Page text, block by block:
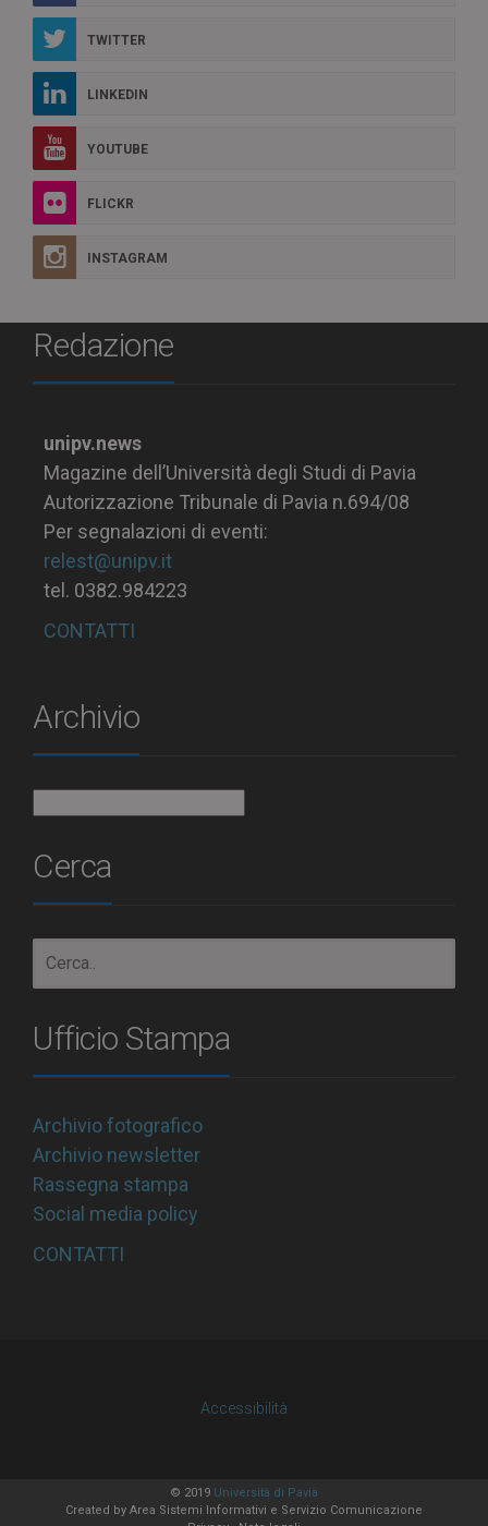
TWITTER
LINKEDIN
YOUTUBE
FLICKR
INSTAGRAM
Redazione
unipv.news
Magazine dell’Università degli Studi di Pavia
Autorizzazione Tribunale di Pavia n.694/08
Per segnalazioni di eventi:
relest@unipv.it
tel. 0382.984223
CONTATTI
Archivio
Cerca
Ufficio Stampa
Archivio fotografico
Archivio newsletter
Rassegna stampa
Social media policy
CONTATTI
Accessibilità
© 2019 Università di Pavia
Created by Area Sistemi Informativi e Servizio Comunicazione